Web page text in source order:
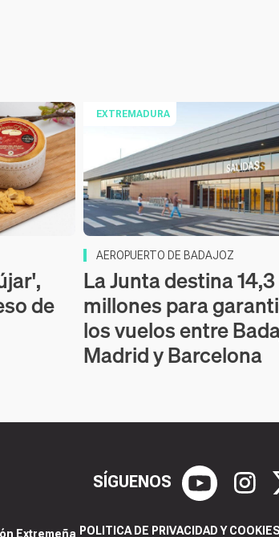
de
EXTREMADURA
AEROPUERTO DE BADAJOZ
La Junta destina 14,3
millones para
los vuelos entre
Madrid y Barcelona
SÍGUENOS
Extremeña POLITICA DE PRIVACIDAD Y COOKIES